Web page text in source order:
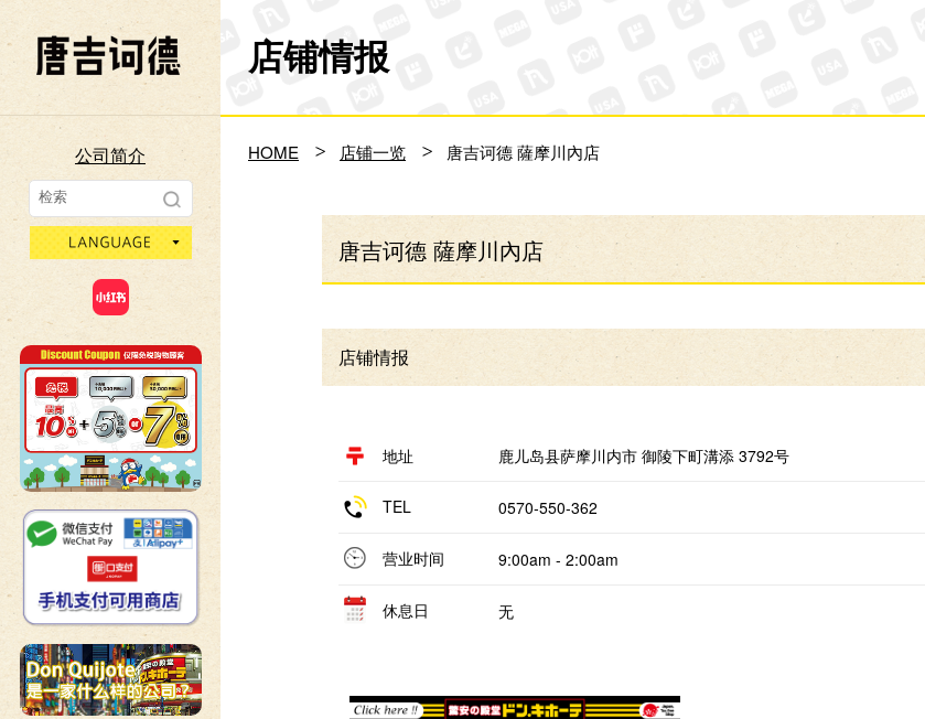
Don Quijote
公司简介
language
店铺情报
HOME 店铺一览 唐吉诃德 薩摩川內店
唐吉诃德 薩摩川內店
店铺情报
地址 鹿儿岛县萨摩川内市 御陵下町溝添 3792号
TEL 0570‐550-362
营业时间 9:00am - 2:00am
休息日 无